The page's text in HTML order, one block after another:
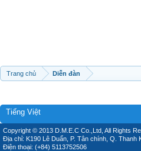
Trang chủ Diễn đàn
Tiếng Việt
Copyright © 2013 D.M.E.C Co.,Ltd, All Rights
Địa chỉ: K190 Lê Duẩn, P. Tân chính, Q. Thanh
Điện thoại: (+84) 5113752506